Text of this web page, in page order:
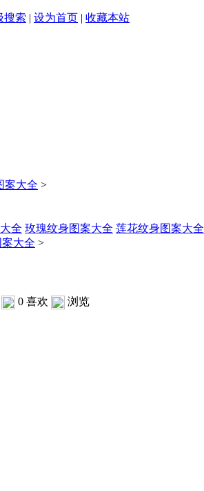
搜索 | 设为首页 | 收藏本站
案大全 >
全 玫瑰纹身图案大全 莲花纹身图案大全
大全 >
0 喜欢 浏览